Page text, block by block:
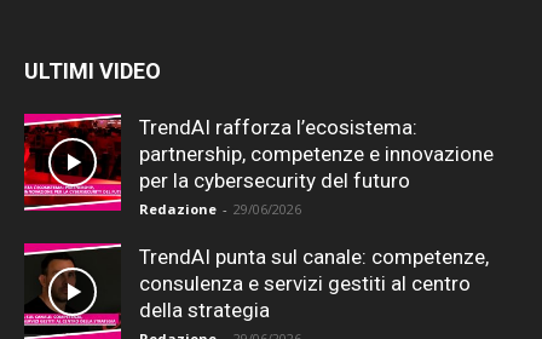
ULTIMI VIDEO
TrendAI rafforza l’ecosistema:
partnership, competenze e innovazione
per la cybersecurity del futuro
Redazione - 29/06/2026
TrendAI punta sul canale: competenze,
consulenza e servizi gestiti al centro
della strategia